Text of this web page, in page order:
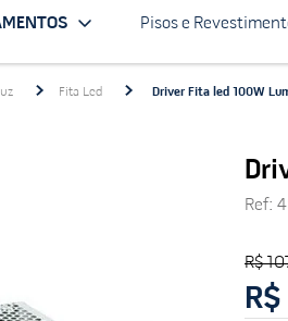
Pisos e
Fita Led Driver Fita led 100W
Ref:
R$
1 º porcelanato
2º telha